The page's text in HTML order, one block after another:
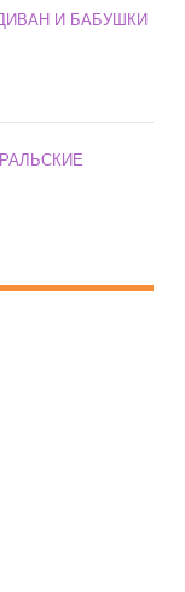
И БАБУШКИ